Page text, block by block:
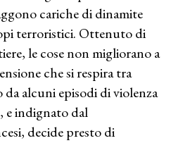
cariche di dinamite
terroristici. Ottenuto di
le cose non migliorano a
che si respira tra
da alcuni episodi di violenza
e indignato dal
decide presto di